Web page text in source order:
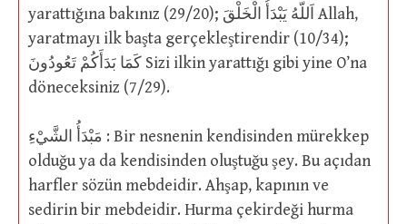
yarattığına bakınız (29/20); اَللّهُ يَبْدَأُ الْخَلْقَ Allah,
yaratmayı ilk başta gerçekleştirendir (10/34);
كَمَا بَدَأَكُمْ تَعُودُونَ Sizi ilkin yarattığı gibi yine O’na
döneceksiniz (7/29).
مَبْدَأُ الشَّيْءِ : Bir nesnenin kendisinden mürekkep
olduğu ya da kendisinden oluştuğu şey. Bu açıdan
harfler sözün mebdeidir. Ahşap, kapının ve
sedirin bir mebdeidir. Hurma çekirdeği hurma